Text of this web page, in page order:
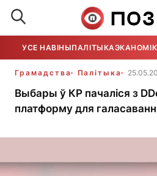
УСЕ НАВІНЫПАЛІТЫКА
Грамадства Палітыка
Выбары ў КР пачаліся з
платформу для